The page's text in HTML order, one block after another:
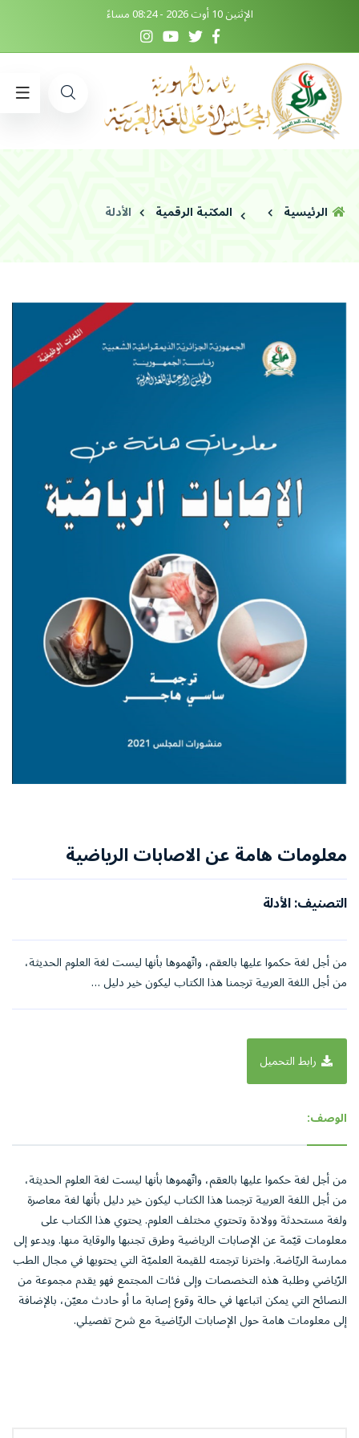
الإثنين 10 أوت 2026 - 08:24 مساءً
الرئيسية المكتبة الرقمية الأدلة
معلومات هامة عن الاصابات الرياضية
التصنيف: الأدلة
من أجل لغة حكموا عليها بالعقم، واتّهموها بأنها ليست لغة العلوم الحديثة،
من أجل اللغة العربية ترجمنا هذا الكتاب ليكون خير دليل …
رابط التحميل
الوصف:
من أجل لغة حكموا عليها بالعقم، واتّهموها بأنها ليست لغة العلوم الحديثة،
من أجل اللغة العربية ترجمنا هذا الكتاب ليكون خير دليل بأنها لغة معاصرة
ولغة مستحدثة وولادة وتحتوي مختلف العلوم. يحتوي هذا الكتاب على
معلومات قيّمة عن الإصابات الرياضية وطرق تجنبها والوقاية منها. ويدعو إلى
ممارسة الريّاضة. واخترنا ترجمته للقيمة العلميّة التي يحتويها في مجال الطب
الرّياضي وطلبة هذه التخصصات وإلى فئات المجتمع فهو يقدم مجموعة من
النصائح التي يمكن اتباعها في حالة وقوع إصابة ما أو حادث معيّن، بالإضافة
إلى معلومات هامة حول الإصابات الريّاضية مع شرح تفصيلي.